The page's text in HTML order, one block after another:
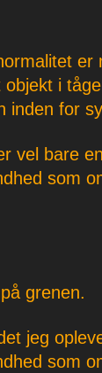
er
objekt i
inden for
vel bare
som
grenen.
jeg
som